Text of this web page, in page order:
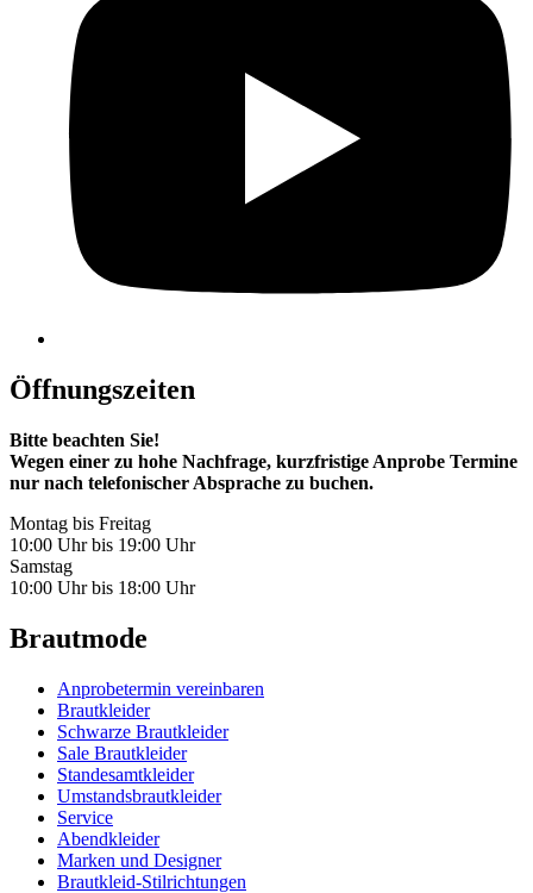
Öffnungszeiten
Bitte beachten Sie!
Wegen einer zu hohe Nachfrage, kurzfristige Anprobe Termine
nur nach telefonischer Absprache zu buchen.
Montag bis Freitag
10:00 Uhr bis 19:00 Uhr
Samstag
10:00 Uhr bis 18:00 Uhr
Brautmode
Anprobetermin vereinbaren
Brautkleider
Schwarze Brautkleider
Sale Brautkleider
Standesamtkleider
Umstandsbrautkleider
Service
Abendkleider
Marken und Designer
Brautkleid-Stilrichtungen